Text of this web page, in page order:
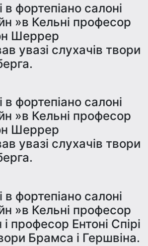
в фортепіано салоні
»в Кельні професор
Шеррер
увазі слухачів твори
в фортепіано салоні
»в Кельні професор
Шеррер
увазі слухачів твори
в фортепіано салоні
»в Кельні професор
професор Ентоні Спірі
Брамса і Гершвіна.